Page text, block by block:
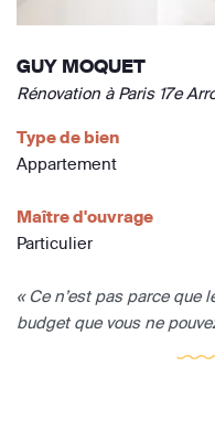
GUY MOQUET
Rénovation à Paris 17e
Type de bien
Appartement
Maître d'ouvrage
Particulier
« Ce n’est pas parce que
budget que vous ne